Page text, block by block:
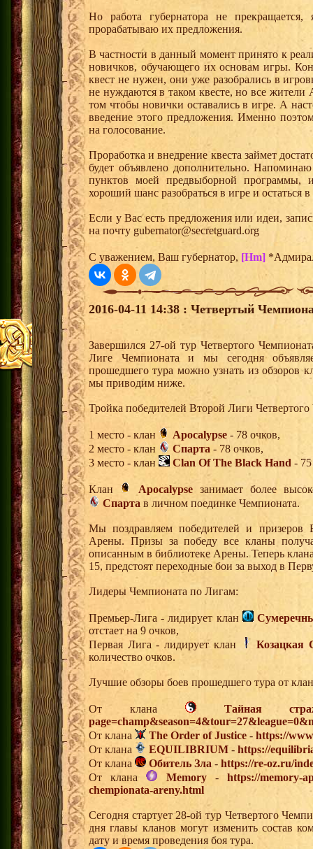
Но работа губернатора не
прорабатываю их предложения.
В частности в данный момент принято к
новичков, обучающего их основам игры.
квест не нужен, они уже разобрались в
не нуждаются в таком квесте, но все жители
том чтобы новички оставались в игре. А
введение этого предложения. Именно
на голосование.
Проработка и внедрение квеста займет
будет объявлено дополнительно.
пунктов моей предвыборной программы,
хороший шанс разобраться в игре и остаться в
Если у Вас есть предложения или идеи,
на почту gubernator@secretguard.org
С уважением, Ваш губернатор, [Hm]
2016-04-11 14:38 : Четвертый
Завершился 27-ой тур Четвертого
Лиге Чемпионата и мы сегодня
прошедшего тура можно узнать из обзоров
мы приводим ниже.
Тройка победителей Второй Лиги
1 место - клан Apocalypse - 78 очков,
2 место - клан
Спарта - 78 очков,
3 место - клан
Clan Of The Black Hand -
Клан Apocalypse занимает более
Спарта в личном поединке Чемпионата.
Мы поздравляем победителей и призеров
Арены. Призы за победу все кланы
описанным в библиотеке Арены. Теперь
15, предстоят переходные бои за выход в
Лидеры Чемпионата по Лигам:
Премьер-Лига - лидирует клан
отстает на 9 очков,
Первая Лига - лидирует клан
Козацкая
количество очков.
Лучшие обзоры боев прошедшего тура от
От клана
Тайная
От клана
The Order of Justice - https://
От клана
EQUILIBRIUM - https://
От клана
Обитель Зла - https://re-oz.ru/
От клана
Memory-https://memory-
chempionata-areny.html
Сегодня стартует 28-ой тур Четвертого
дня главы кланов могут изменить состав
дату и время проведения боя тура.